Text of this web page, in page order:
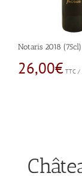
Notaris 2018 (75cl)
26,00€ TTC /